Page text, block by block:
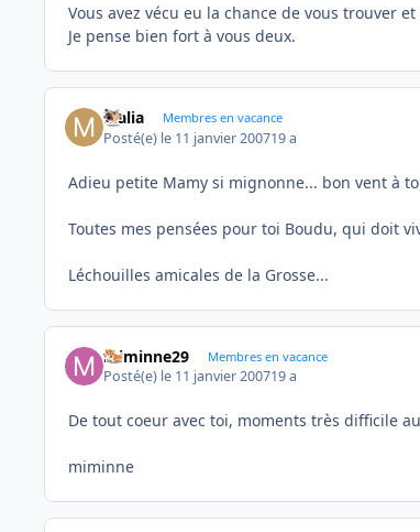
Vous avez vécu eu la chance de vous trouver
Je pense bien fort à vous deux.
Malia Membres en vacance
Posté(e) le 11 janvier 200719 a
Adieu petite Mamy si mignonne... bon vent à
Toutes mes pensées pour toi Boudu, qui doit
Léchouilles amicales de la Grosse...
miminne29 Membres en vacance
Posté(e) le 11 janvier 200719 a
De tout coeur avec toi, moments très difficile
miminne